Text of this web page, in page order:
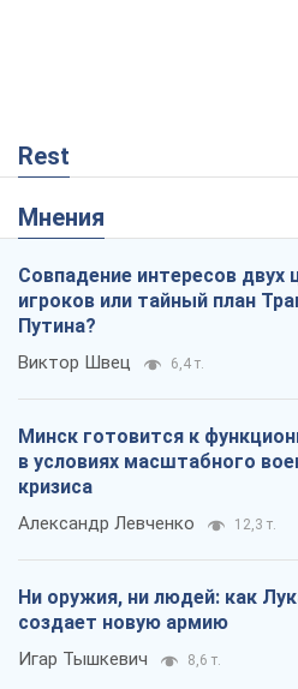
Rest
Мнения
Совпадение интересов двух
игроков или тайный план
Путина?
Виктор Швец 6,4 т.
Минск готовится к
в условиях масштабного
кризиса
Александр Левченко 12,3 т.
Ни оружия, ни людей: как
создает новую армию
Игар Тышкевич 8,6 т.